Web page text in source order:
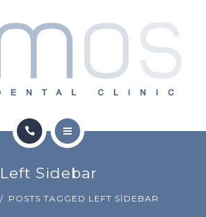
Left Sidebar
POSTS TAGGED LEFT SIDEBAR